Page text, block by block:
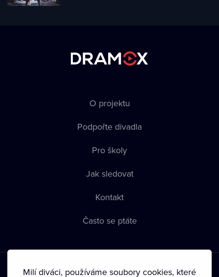
O projektu
Podpořte divadla
Pro školy
Jak sledovat
Kontakt
Často se ptáte
Milí diváci, používáme soubory cookies, které